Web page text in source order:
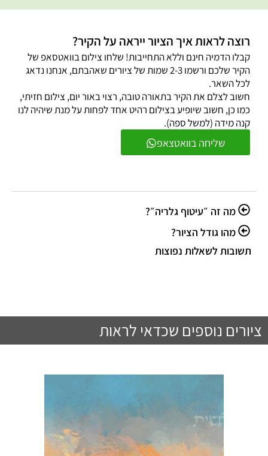
שליחה בוואטצאפ
רוצה לראות איך הציור ייראה על הקיר?
קבלו הדמיה חינם וללא התחייבות! שלחו צילום בוואטסאפ של
הקיר שלכם ורשמו 2-3 שמות של ציורים שאהבתם, אנחנו נדאג
לכל השאר.
חשוב לצלם את הקיר בתאורה טובה, רצוי באור יום, צילום חזיתי,
כמו כן, חשוב שיופיע בצילום רהיט אחד לפחות על מנת שיהיה לנו
קנה מידה (למשל ספה).
מה זה ״עיטוף גלריה״?
מהו גודל הציור?
תשובות לשאלות נפוצות
ציורים נוספים שכדאי לראות